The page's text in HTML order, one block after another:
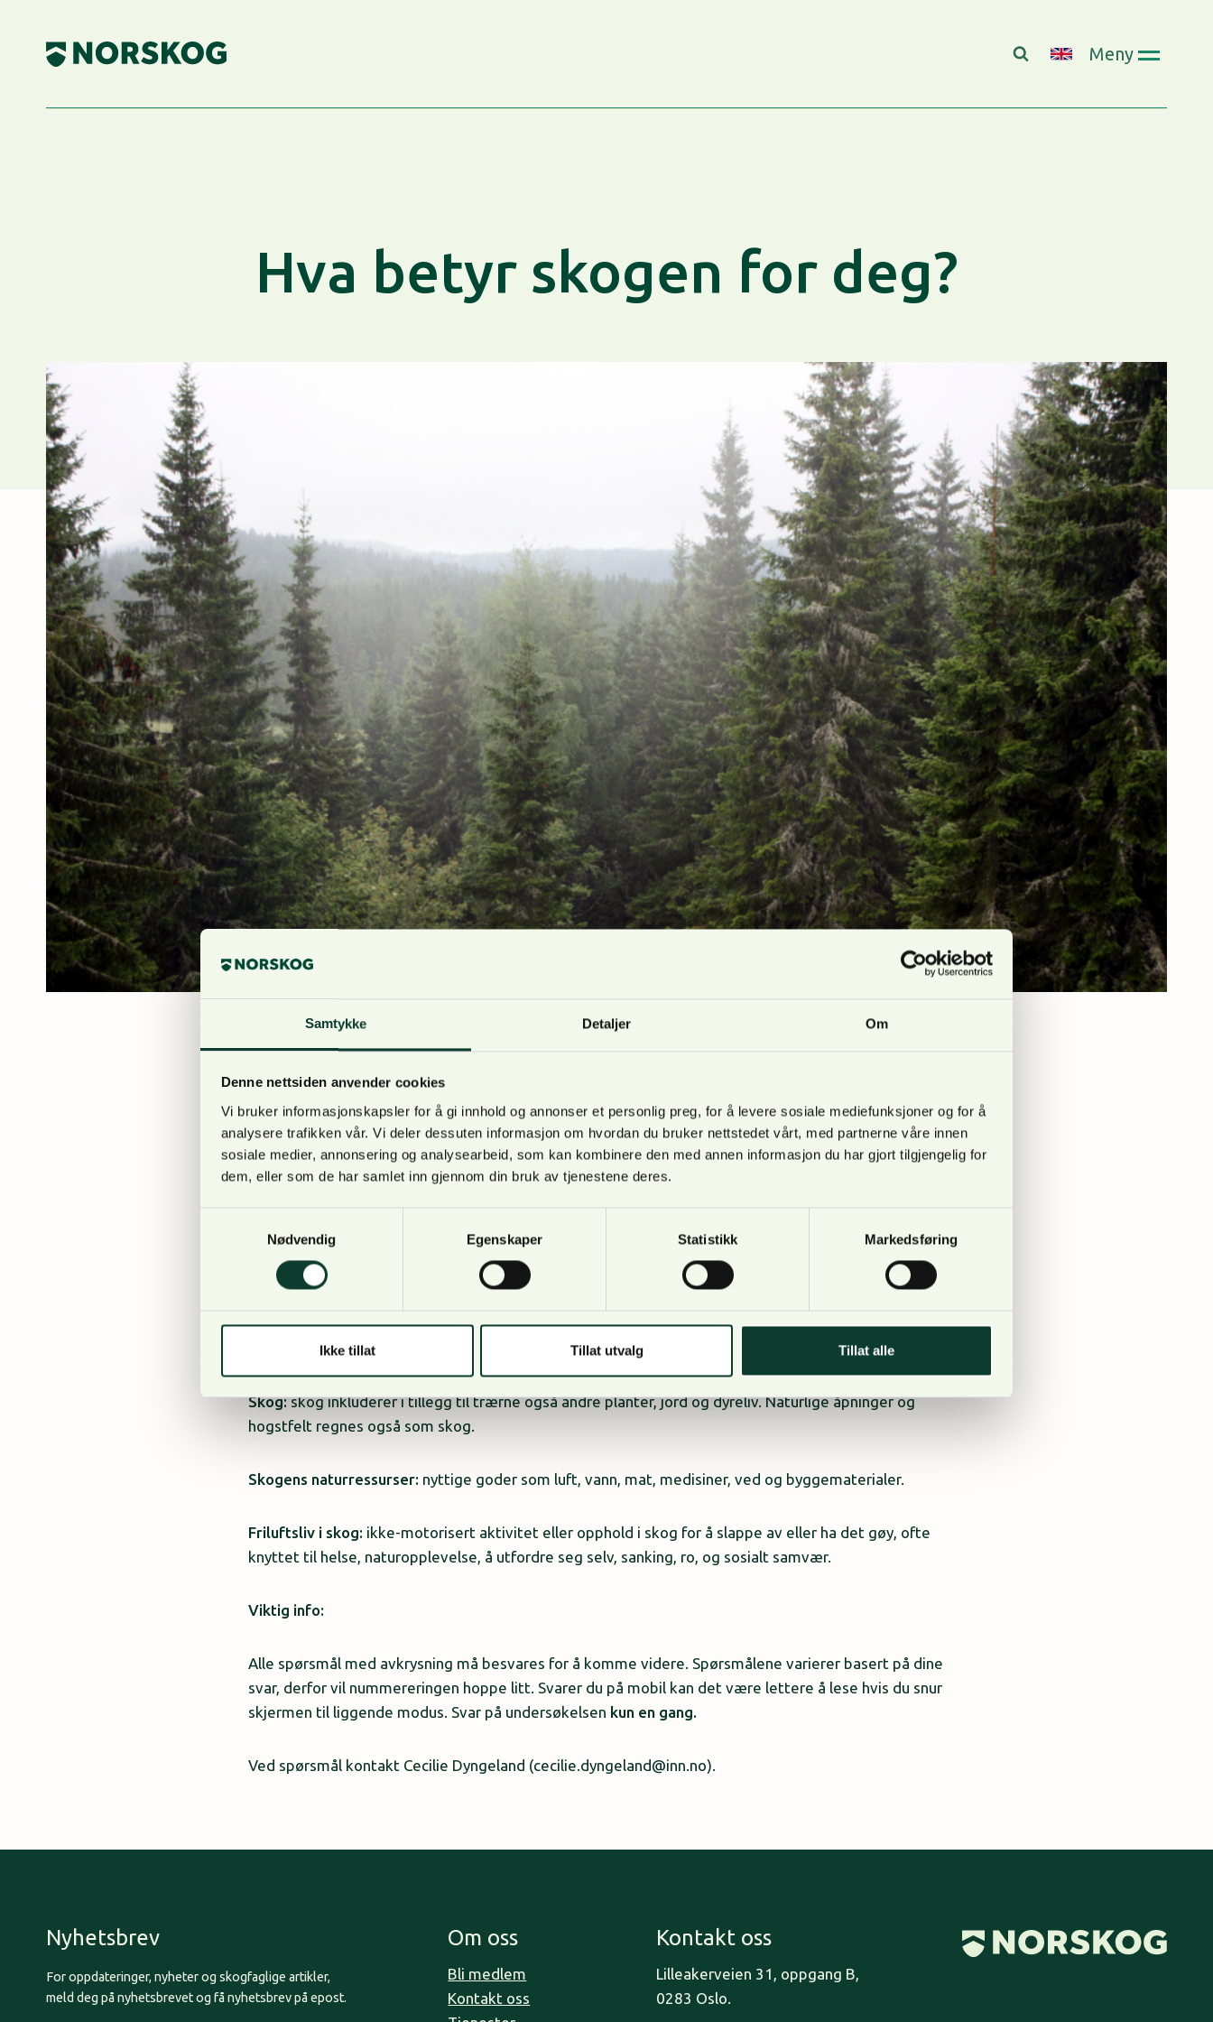
Samtykke Detaljer Om
Denne nettsiden anvender cookies
Vi bruker informasjonskapsler for å gi innhold og annonser et personlig preg, for å levere sosiale mediefunksjoner og for å
analysere trafikken vår. Vi deler dessuten informasjon om hvordan du bruker nettstedet vårt, med partnerne våre innen
sosiale medier, annonsering og analysearbeid, som kan kombinere den med annen informasjon du har gjort tilgjengelig for
dem, eller som de har samlet inn gjennom din bruk av tjenestene deres.
Nødvendig
Egenskaper Statistikk Markedsføring
Ikke tillat Tillat utvalg Tillat alle
content
Meny
Hva betyr skogen for deg?
Høgskolen i Innlandet og prosjektet TaigaClimate inviterer alle til å delta i en undersøkelse som
ønsker å øke kunnskapen om forskjellig bruk og interesser i norske skoger.
Undersøkelsen finner du her.
for skogen, for deg og for samfunnet. Undersøkelsen er frivillig, anonym, og tar 10-15 minutter å
gjennomføre. Det trekkes 10 vinnere av gavekort à 1000 kr.
Mer informasjon om undersøkelsen finner
du her.
Les disse definisjonene før du starter undersøkelsen:
Skog:skog inkluderer i tillegg til trærne også andre planter, jord og dyreliv. Naturlige åpninger og
hogstfelt regnes også som skog.
Skogens naturressurser: nyttige goder som luft, vann, mat, medisiner, ved og byggematerialer.
Friluftsliv i skog: ikke-motorisert aktivitet eller opphold i skog for å slappe av eller ha det gøy, ofte
knyttet til helse, naturopplevelse, å utfordre seg selv, sanking, ro, og sosialt samvær.
Viktig info:
Alle spørsmål med avkrysning må besvares for å komme videre. Spørsmålene varierer basert på dine
svar, derfor vil nummereringen hoppe litt. Svarer du på mobil kan det være lettere å lese hvis du snur
skjermen til liggende modus. Svar på undersøkelsen kun en gang.
Ved spørsmål kontakt Cecilie Dyngeland (cecilie.dyngeland@inn.no).
Nyhetsbrev
For oppdateringer, nyheter og skogfaglige artikler,
meld deg på nyhetsbrevet og få nyhetsbrev på epost.
Om oss
Bli medlem
Kontakt oss
Kontakt oss
Lilleakerveien 31, oppgang B,
0283 Oslo.